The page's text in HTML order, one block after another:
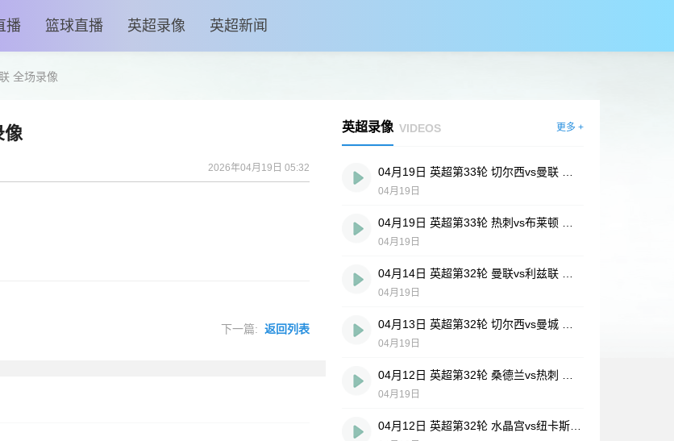
播 篮球直播 英超录像 英超新闻
全场录像
像
2026年04月19日 05:32
下一篇: 返回列表
英超录像 VIDEOS 更多 +
04月19日
04月19日
04月19日
04月19日
04月19日